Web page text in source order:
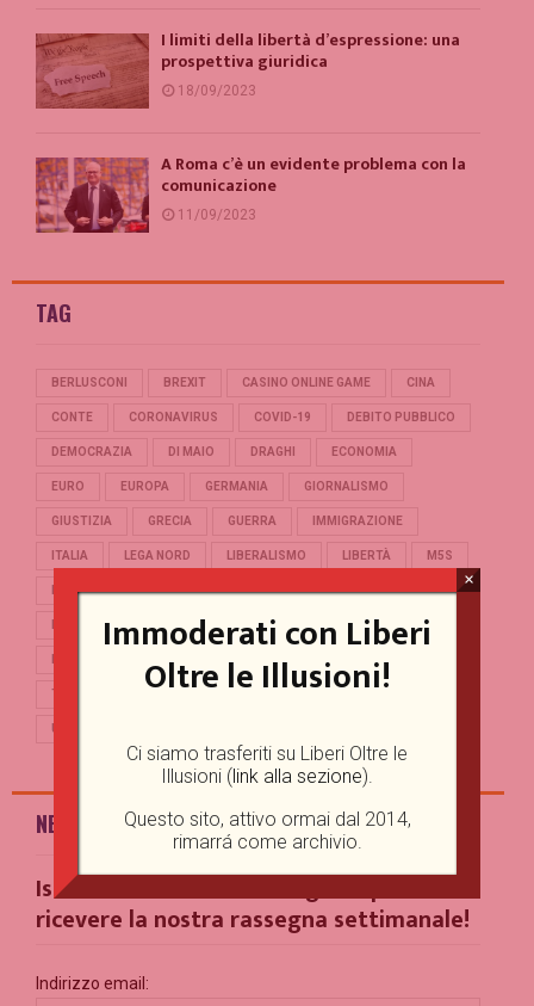
I limiti della libertà d’espressione: una
prospettiva giuridica
18/09/2023
A Roma c’è un evidente problema con la
comunicazione
11/09/2023
TAG
BERLUSCONI BREXIT CASINO ONLINE GAME CINA
CONTE CORONAVIRUS COVID-19 DEBITO PUBBLICO
DEMOCRAZIA DI MAIO DRAGHI ECONOMIA
EURO EUROPA GERMANIA GIORNALISMO
GIUSTIZIA GRECIA GUERRA IMMIGRAZIONE
ITALIA LEGA NORD LIBERALISMO LIBERTÀ M5S
MERKEL OCCIDENTE PD POLITICA POPULISMO
REFERENDUM RENZI REPUBBLICA
SALVINI SCUOLA STORIA TERRORISMO
TRUMP
UNIONE EUROPEA
NEWSLETTER
Iscriviti alla nostra Mailing List per
ricevere la nostra rassegna settimanale!
Indirizzo email:
Immoderati con Liberi
Oltre le Illusioni!
Ci siamo trasferiti su Liberi Oltre le
Illusioni (link alla sezione).
Questo sito, attivo ormai dal 2014,
rimarrá come archivio.
×